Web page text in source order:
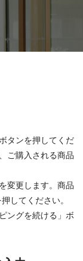
タンを押してくだ
ご購入される商品
変更します。商品
してください。
ングを続ける」ボ